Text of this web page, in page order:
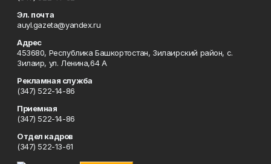
Эл. почта
auyl.gazeta@yandex.ru
Адрес
453680, Республика Башкортостан, Зилаирский район, с.
Зилаир, ул. Ленина,64 А
Рекламная служба
(347) 522-14-86
Приемная
(347) 522-14-86
Отдел кадров
(347) 522-13-61